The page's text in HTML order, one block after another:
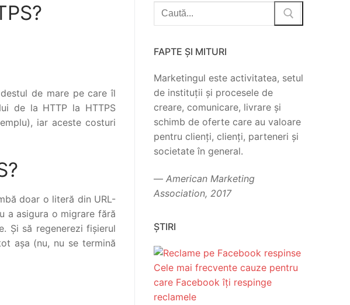
de mare pe care îl
de la HTTP la HTTPS
iar aceste costuri
doar o literă din URL-
a asigura o migrare fără
Și să regenerezi fișierul
așa (nu, nu se termină
Caută
după:
FAPTE ȘI MITURI
Marketingul este activitatea, setul
de instituții și procesele de
creare, comunicare, livrare și
schimb de oferte care au valoare
pentru clienți, clienți, parteneri și
societate în general.
— American Marketing
Association, 2017
ȘTIRI
Cele mai frecvente cauze pentru
care Facebook îți respinge
reclamele